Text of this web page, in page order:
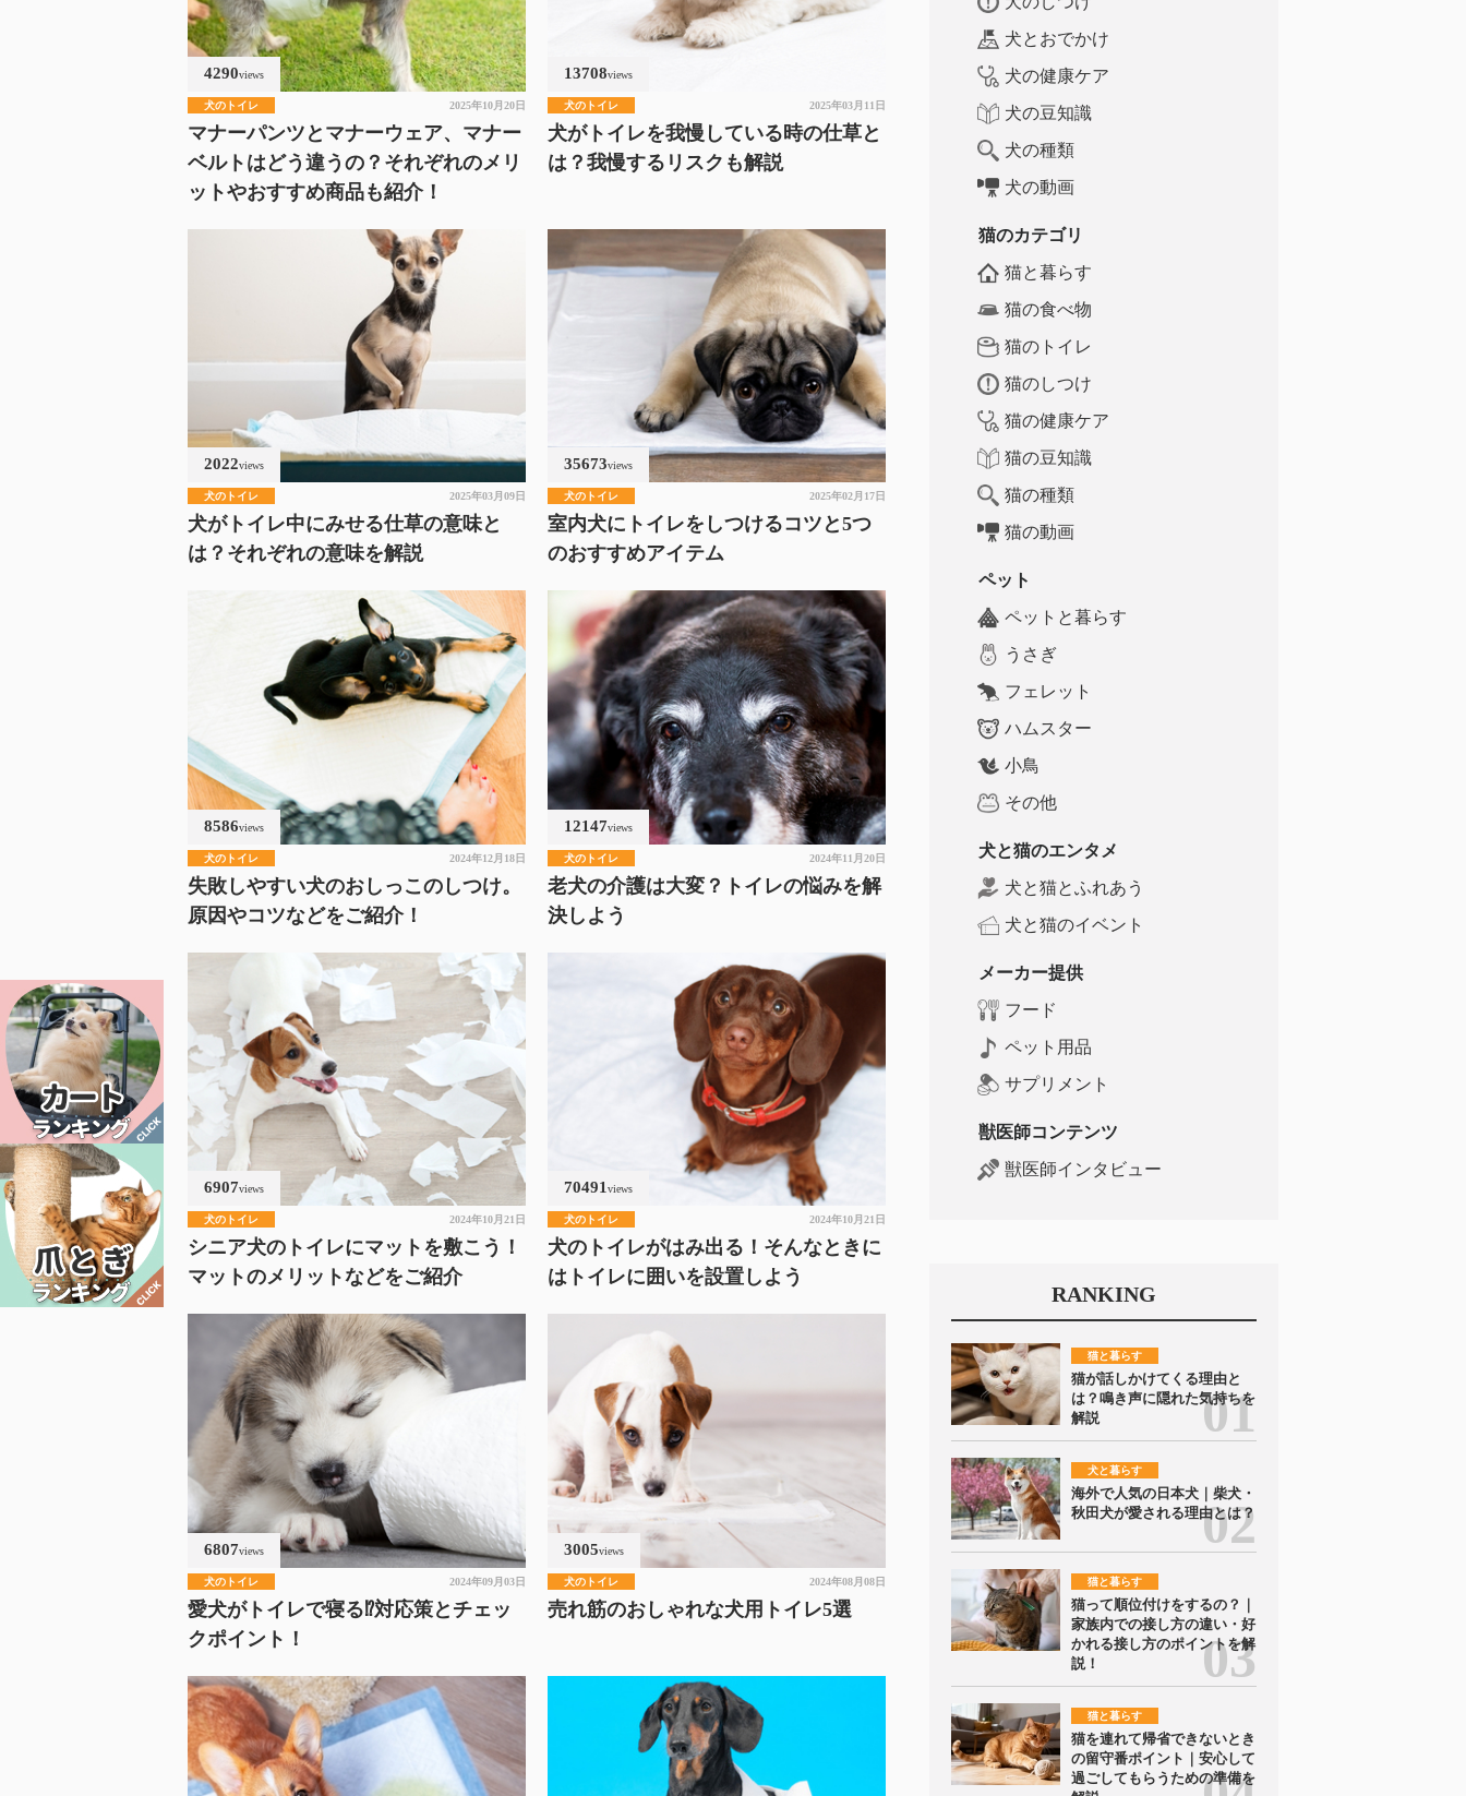
4290views
犬のトイレ 2025年10月20日
マナーパンツとマナーウェア、マナー
ベルトはどう違うの？それぞれのメリ
ットやおすすめ商品も紹介！
13708views
犬のトイレ 2025年03月11日
犬がトイレを我慢している時の仕草と
は？我慢するリスクも解説
2022views
犬のトイレ 2025年03月09日
犬がトイレ中にみせる仕草の意味と
は？それぞれの意味を解説
35673views
犬のトイレ 2025年02月17日
室内犬にトイレをしつけるコツと5つ
のおすすめアイテム
8586views
犬のトイレ 2024年12月18日
失敗しやすい犬のおしっこのしつけ。
原因やコツなどをご紹介！
12147views
犬のトイレ 2024年11月20日
老犬の介護は大変？トイレの悩みを解
決しよう
6907views
犬のトイレ 2024年10月21日
シニア犬のトイレにマットを敷こう！
マットのメリットなどをご紹介
70491 views
犬のトイレ 2024年10月21日
犬のトイレがはみ出る！そんなときに
はトイレに囲いを設置しよう
6807views
犬のトイレ 2024年09月03日
愛犬がトイレで寝る⁉対応策とチェッ
クポイント！
3005views
犬のトイレ 2024年08月08日
売れ筋のおしゃれな犬用トイレ5選
犬とおでかけ
犬の健康ケア
犬の豆知識
犬の種類
犬の動画
猫のカテゴリ
猫と暮らす
猫の食べ物
猫のトイレ
猫のしつけ
猫の健康ケア
猫の豆知識
猫の種類
猫の動画
ペット
ペットと暮らす
うさぎ
フェレット
ハムスター
小鳥
その他
犬と猫のエンタメ
犬と猫とふれあう
犬と猫のイベント
メーカー提供
フード
ペット用品
サプリメント
獣医師コンテンツ
獣医師インタビュー
RANKING
猫と暮らす
猫が話しかけてくる理由と
は？鳴き声に隠れた気持ちを
解説
犬と暮らす
海外で人気の日本犬｜柴犬・
秋田犬が愛される理由とは？
猫と暮らす
猫って順位付けをするの？｜
家族内での接し方の違い・好
かれる接し方のポイントを解
説！
猫と暮らす
猫を連れて帰省できないとき
の留守番ポイント｜安心して
過ごしてもらうための準備を